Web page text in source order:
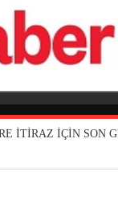
İTİRAZ İÇİN SON